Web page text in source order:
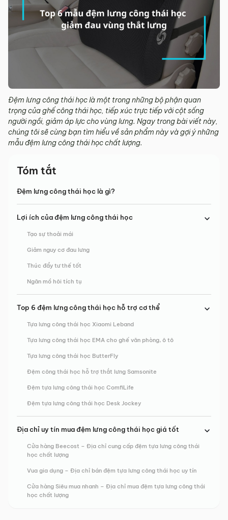
Đệm lưng công thái học là một trong những bộ phận quan
trọng của ghế công thái học, tiếp xúc trực tiếp với cột sống
người ngồi, giảm áp lực cho vùng lưng. Ngay trong bài viết này,
chúng tôi sẽ cùng bạn tìm hiểu về sản phẩm này và gợi ý những
mẫu đệm lưng công thái học chất lượng.
Tóm tắt
Đệm lưng công thái học là gì?
Lợi ích của đệm lưng công thái học
Tạo sự thoải mái
Giảm nguy cơ đau lưng
Thúc đẩy tư thế tốt
Ngăn mồ hôi tích tụ
Top 6 đệm lưng công thái học hỗ trợ cơ thể
Tựa lưng công thái học Xiaomi Leband
Tựa lưng công thái học EMA cho ghế văn phòng, ô tô
Tựa lưng công thái học ButterFly
Đệm công thái học hỗ trợ thắt lưng Samsonite
Đệm tựa lưng công thái học ComfiLife
Đệm tựa lưng công thái học Desk Jockey
Địa chỉ uy tín mua đệm lưng công thái học giá tốt
Cửa hàng Beecost – Địa chỉ cung cấp đệm tựa lưng công thái
học chất lượng
Vua gia dụng – Địa chỉ bán đệm tựa lưng công thái học uy tín
Cửa hàng Siêu mua nhanh – Địa chỉ mua đệm tựa lưng công thái
học chất lượng